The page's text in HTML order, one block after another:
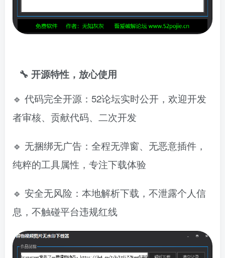
🔧 开源特性，放心使用
🔹 代码完全开源：52论坛实时公开，欢迎开发
者审核、贡献代码、二次开发
🔹 无捆绑无广告：全程无弹窗、无恶意插件，
纯粹的工具属性，专注下载体验
🔹 安全无风险：本地解析下载，不泄露个人信
息，不触碰平台违规红线